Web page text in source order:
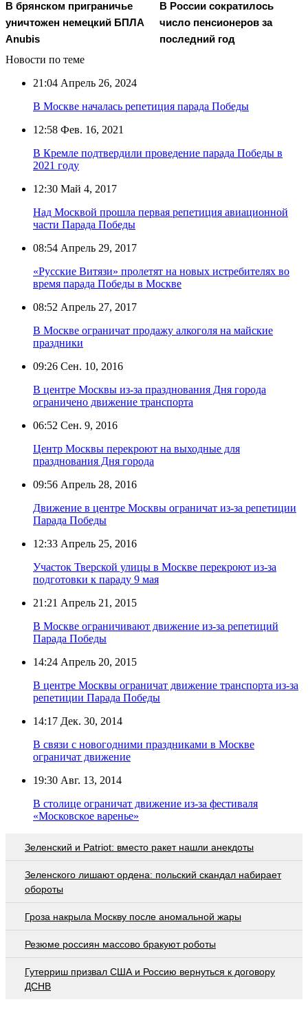
В брянском приграничье
уничтожен немецкий БПЛА
Anubis
В России сократилось
число пенсионеров за
последний год
Новости по теме
21:04 Апрель 26, 2024
В Москве началась репетиция парада Победы
12:58 Фев. 16, 2021
В Кремле подтвердили проведение парада Победы в
2021 году
12:30 Май 4, 2017
Над Москвой прошла первая репетиция авиационной
части Парада Победы
08:54 Апрель 29, 2017
«Русские Витязи» пролетят на новых истребителях во
время парада Победы в Москве
08:52 Апрель 27, 2017
В Москве ограничат продажу алкоголя на майские
праздники
09:26 Сен. 10, 2016
В центре Москвы из-за празднования Дня города
ограничено движение транспорта
06:52 Сен. 9, 2016
Центр Москвы перекроют на выходные для
празднования Дня города
09:56 Апрель 28, 2016
Движение в центре Москвы ограничат из-за репетиции
Парада Победы
12:33 Апрель 25, 2016
Участок Тверской улицы в Москве перекроют из-за
подготовки к параду 9 мая
21:21 Апрель 21, 2015
В Москве ограничивают движение из-за репетиций
Парада Победы
14:24 Апрель 20, 2015
В центре Москвы ограничат движение транспорта из-за
репетиции Парада Победы
14:17 Дек. 30, 2014
В связи с новогодними праздниками в Москве
ограничат движение
19:30 Авг. 13, 2014
В столице ограничат движение из-за фестиваля
«Московское варенье»
Зеленский и Patriot: вместо ракет нашли анекдоты
Зеленского лишают ордена: польский скандал набирает
обороты
Гроза накрыла Москву после аномальной жары
Резюме россиян массово бракуют роботы
Гутерриш призвал США и Россию вернуться к договору
ДСНВ